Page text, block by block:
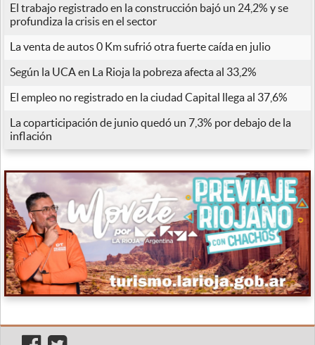
El trabajo registrado en la construcción bajó un 24,2% y se
profundiza la crisis en el sector
La venta de autos 0 Km sufrió otra fuerte caída en julio
Según la UCA en La Rioja la pobreza afecta al 33,2%
El empleo no registrado en la ciudad Capital llega al 37,6%
La coparticipación de junio quedó un 7,3% por debajo de la
inflación